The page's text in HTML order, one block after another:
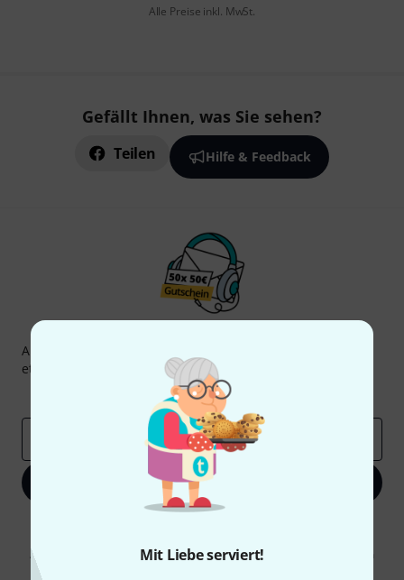
Mit Liebe serviert!
Alle Preise inkl. MwSt.
Gefällt Ihnen, was Sie sehen?
Teilen Hilfe & Feedback
Abonniere den Thomann Newsletter und gewinne mit
etwas Glück einen von
50 Gutscheinen
Inspirierende Beiträge
Deals
Jetzt anmelden
Abmeldung ist jederzeit möglich. Weitere Informationen finden Sie in